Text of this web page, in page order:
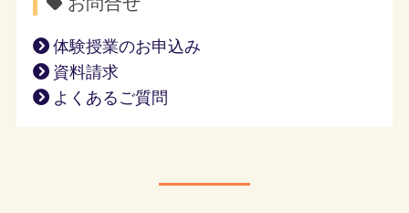
体験授業のお申込み
資料請求
よくあるご質問